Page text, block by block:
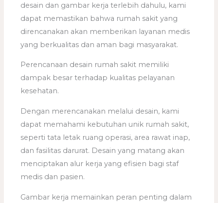
desain dan gambar kerja terlebih dahulu, kami
dapat memastikan bahwa rumah sakit yang
direncanakan akan memberikan layanan medis
yang berkualitas dan aman bagi masyarakat.
Perencanaan desain rumah sakit memiliki
dampak besar terhadap kualitas pelayanan
kesehatan.
Dengan merencanakan melalui desain, kami
dapat memahami kebutuhan unik rumah sakit,
seperti tata letak ruang operasi, area rawat inap,
dan fasilitas darurat. Desain yang matang akan
menciptakan alur kerja yang efisien bagi staf
medis dan pasien.
Gambar kerja memainkan peran penting dalam